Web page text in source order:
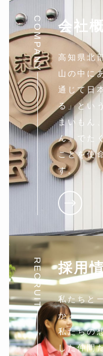
COMPANY 会社
高知県北
山の中に
通じて日
る」とい
まいもん
ん」でた
ことを使
す。
RECRUIT 採用
私たちと
か。
私たちの
した仲間